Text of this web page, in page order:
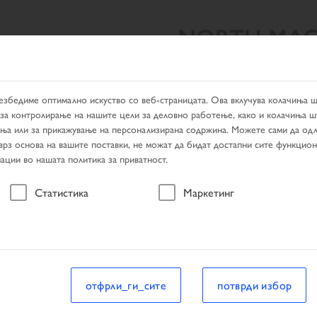
NORTH
ОД ПРЕБАРУВАЊЕТО PRODUCTS ДИЛЕР
возило
оптимално искуство со веб-страницата. Ова вклучува колачиња
контролирање на нашите цели за деловно работење, како и колачиња
или за прикажување на персонализирана содржина. Можете сами да
основа на вашите поставки, не можат да бидат достапни сите
во нашата политика за приватност.
Статистика Маркетинг
отфрли_ги_сите потврди избор